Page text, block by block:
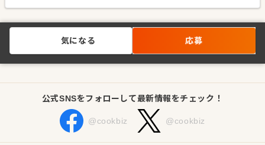
気になる 応募
公式SNSをフォローして最新情報をチェック！
@cookbiz @cookbiz